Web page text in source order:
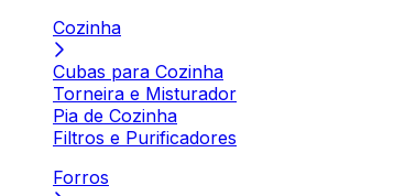
Cozinha
Cubas para Cozinha
Torneira e Misturador
Pia de Cozinha
Filtros e Purificadores
Forros